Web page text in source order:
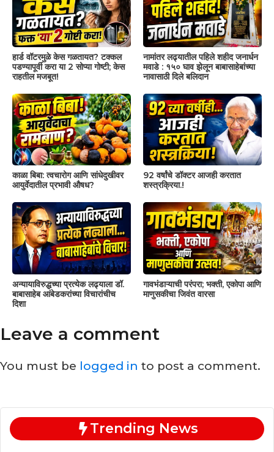
हार्ड वॉटरमुळे केस गळतायत? टक्कल
पडण्यापूर्वी करा या 2 सोप्या गोष्टी; केस
राहतील मजबूत!
नामांतर लढ्यातील पहिले शहीद जनार्धन
मवाडे : १५० घाव झेलून बाबासाहेबांच्या
नावासाठी दिले बलिदान
काळा बिबा: त्वचारोग आणि सांधेदुखीवर
आयुर्वेदातील प्रभावी औषध?
92 वर्षांचे डॉक्टर आजही करतात
शस्त्रक्रिया.!
अन्यायाविरुद्धच्या प्रत्येक लढ्याला डॉ.
बाबासाहेब आंबेडकरांच्या विचारांचीच
दिशा
गावभंडाऱ्याची परंपरा; भक्ती, एकोपा आणि
माणुसकीचा जिवंत वारसा
Leave a comment
You must be logged in to post a comment.
Trending News